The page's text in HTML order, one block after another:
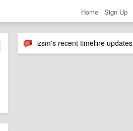
Home Sign Up
izsm's recent timeline updates